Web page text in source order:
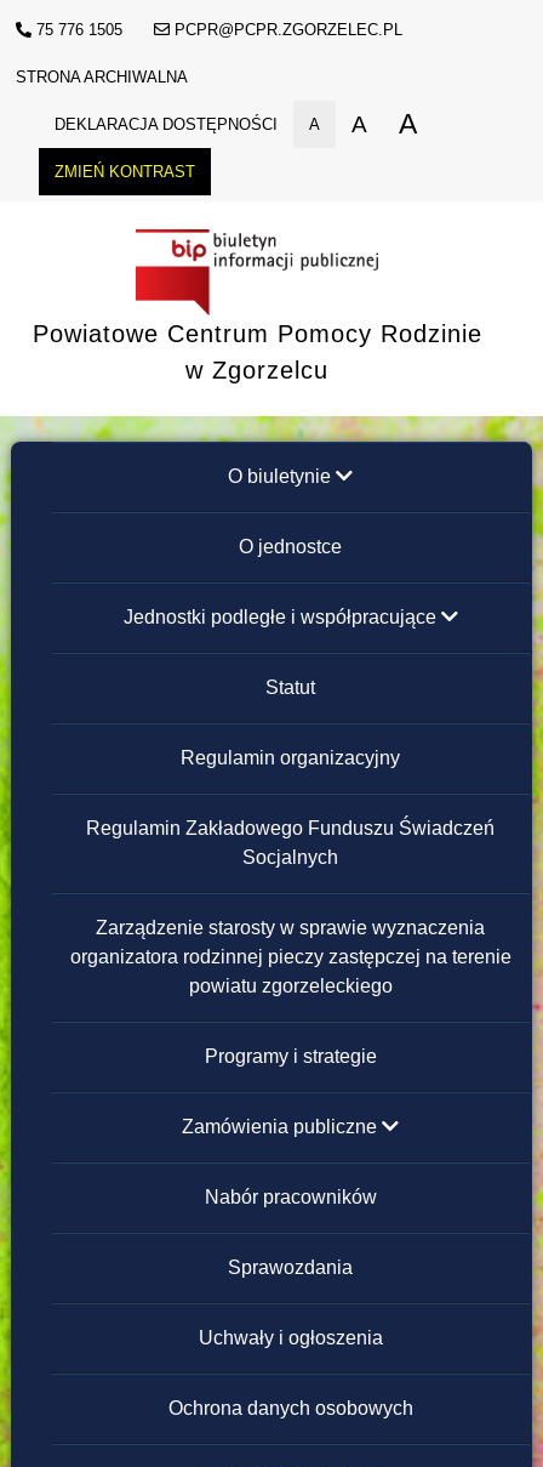
75 776 1505 PCPR@PCPR.ZGORZELEC.PL
STRONA ARCHIWALNA
DEKLARACJA DOSTĘPNOŚCI A A A
ZMIEŃ KONTRAST
Powiatowe Centrum Pomocy Rodzinie
w Zgorzelcu
O biuletynie
Instrukcja obsługi
Redakcja strony
O jednostce
Jednostki podległe i współpracujące
Placówki Opiekuńczo-Wychowawcze
Domy Pomocy Społecznej
Powiatowe Ośrodki Wsparcia
Ośrodek Interwencji Kryzysowej
Statut
Regulamin organizacyjny
Regulamin Zakładowego Funduszu Świadczeń
Socjalnych
Zarządzenie starosty w sprawie wyznaczenia
organizatora rodzinnej pieczy zastępczej na terenie
powiatu zgorzeleckiego
Programy i strategie
Zamówienia publiczne
poniżej 130 000 zł
powyżej 130 000 zł
130 000 zł
Nabór pracowników
Sprawozdania
Uchwały i ogłoszenia
Ochrona danych osobowych